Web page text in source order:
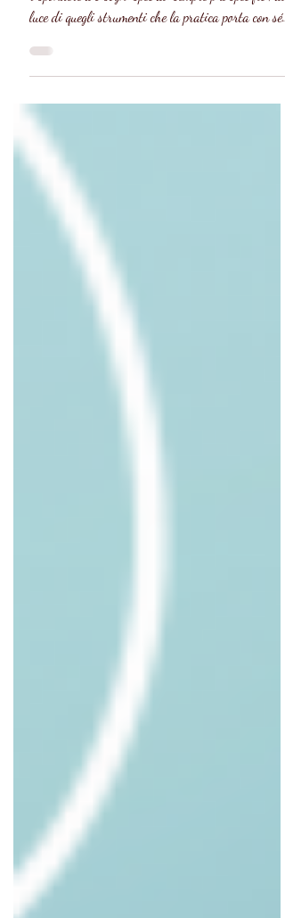
Oggi sempre di più lo yoga viene chiamato a
luce di quegli strumenti che la pratica porta con sé
impliciti come terapeutici e che però spesso passano
secondo piano rispetto nella proposta portata sul
tappetino. CONCETTO DI CURA NELLO YOGA
CLASSICO E NELLO YOGA TERAPEUTICO Il
cammino di crescita dell'allievo proposto dalla
disciplina dello yoga, porta con sé impliciti strumenti
e mezzi dello yoga terapeutico, che per